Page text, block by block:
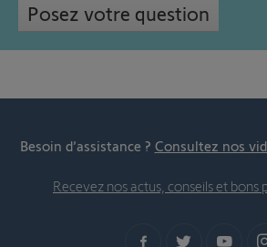
Posez votre question
Besoin d’assistance ? Consultez nos
Recevez nos actus, conseils et bons